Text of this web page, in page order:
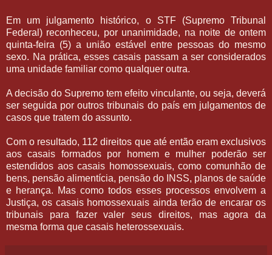
Em um julgamento histórico, o STF (Supremo Tribunal
Federal) reconheceu, por unanimidade, na noite de ontem
quinta-feira (5) a união estável entre pessoas do mesmo
sexo. Na prática, esses casais passam a ser considerados
uma unidade familiar como qualquer outra.
A decisão do Supremo tem efeito vinculante, ou seja, deverá
ser seguida por outros tribunais do país em julgamentos de
casos que tratem do assunto.
Com o resultado, 112 direitos que até então eram exclusivos
aos casais formados por homem e mulher poderão ser
estendidos aos casais homossexuais, como comunhão de
bens, pensão alimentícia, pensão do INSS, planos de saúde
e herança. Mas como todos esses processos envolvem a
Justiça, os casais homossexuais ainda terão de encarar os
tribunais para fazer valer seus direitos, mas agora da
mesma forma que casais heterossexuais.